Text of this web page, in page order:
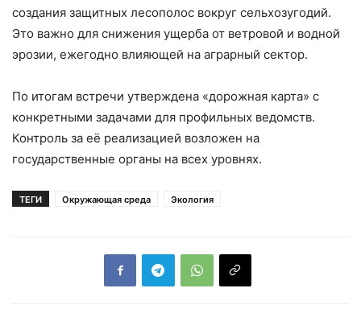
создания защитных лесополос вокруг сельхозугодий.
Это важно для снижения ущерба от ветровой и водной
эрозии, ежегодно влияющей на аграрный сектор.
По итогам встречи утверждена «дорожная карта» с
конкретными задачами для профильных ведомств.
Контроль за её реализацией возложен на
государственные органы на всех уровнях.
ТЕГИ Окружающая среда Экология